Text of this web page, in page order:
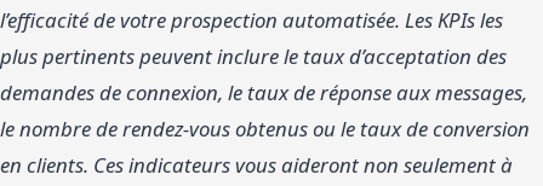
l’efficacité de votre prospection automatisée. Les KPIs les
plus pertinents peuvent inclure le taux d’acceptation des
demandes de connexion, le taux de réponse aux messages,
le nombre de rendez-vous obtenus ou le taux de conversion
en clients. Ces indicateurs vous aideront non seulement à